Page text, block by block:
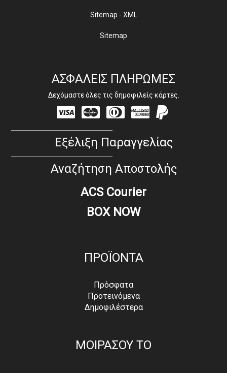
Sitemap - XML
Sitemap
ΑΣΦΑΛΕΙΣ ΠΛΗΡΩΜΕΣ
Δεχόμαστε όλες τις δημοφιλείς κάρτες.
Visa
Mastercard
Diners
Club
AmexPayPal
Εξέλιξη Παραγγελίας
Αναζήτηση Αποστολής
ACS Courier
BOX NOW
ΠΡΟΪΟΝΤΑ
Πρόσφατα
Προτεινόμενα
Δημοφιλέστερα
ΜΟΙΡΑΣΟΥ ΤΟ